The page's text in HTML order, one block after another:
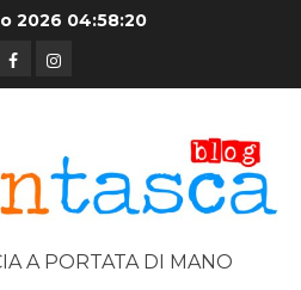
202604:58:21
FacebookInstagram
A PORTATA DI MANO